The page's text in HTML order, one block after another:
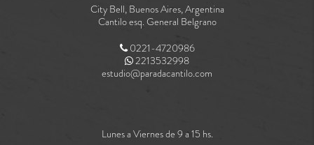
City Bell, Buenos Aires, Argentina
Cantilo esq. General Belgrano
0221-4720986
2213532998
estudio@paradacantilo.com
Lunes a Viernes de 9 a 15 hs.